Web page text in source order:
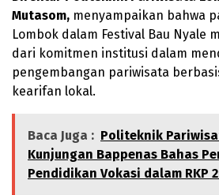
Mutasom, menyampaikan bahwa
Lombok dalam Festival Bau Nyale
dari komitmen institusi dalam
pengembangan pariwisata
kearifan lokal.
Baca Juga : Politeknik
Kunjungan Bappenas Bahas
Pendidikan Vokasi dalam RKP